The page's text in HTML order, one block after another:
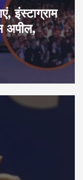
इंस्टाग्राम
अपील,